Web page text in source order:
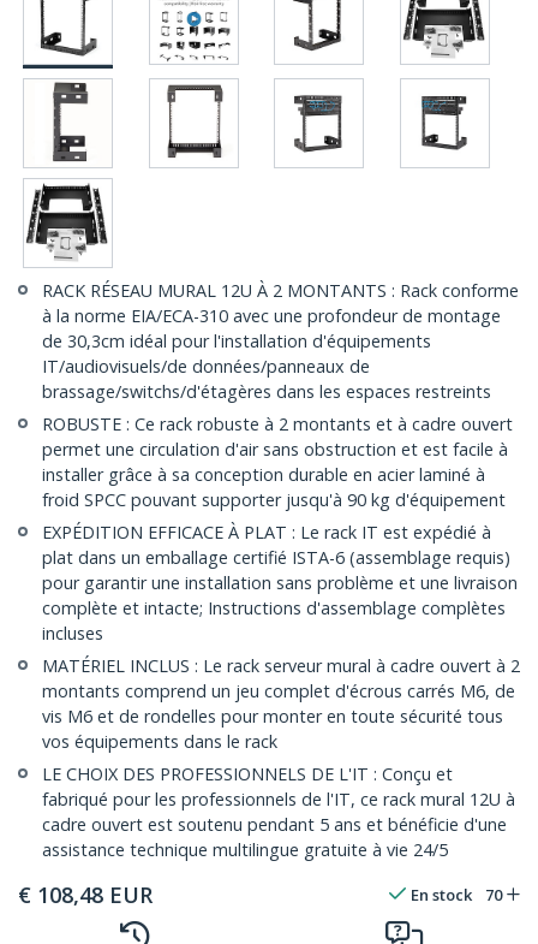
RACK RÉSEAU MURAL 12U À 2 MONTANTS : Rack conforme
à la norme EIA/ECA-310 avec une profondeur de montage
de 30,3cm idéal pour l'installation d'équipements
IT/audiovisuels/de données/panneaux de
brassage/switchs/d'étagères dans les espaces restreints
ROBUSTE : Ce rack robuste à 2 montants et à cadre ouvert
permet une circulation d'air sans obstruction et est facile à
installer grâce à sa conception durable en acier laminé à
froid SPCC pouvant supporter jusqu'à 90 kg d'équipement
EXPÉDITION EFFICACE À PLAT : Le rack IT est expédié à
plat dans un emballage certifié ISTA-6 (assemblage requis)
pour garantir une installation sans problème et une livraison
complète et intacte; Instructions d'assemblage complètes
incluses
MATÉRIEL INCLUS : Le rack serveur mural à cadre ouvert à 2
montants comprend un jeu complet d'écrous carrés M6, de
vis M6 et de rondelles pour monter en toute sécurité tous
vos équipements dans le rack
LE CHOIX DES PROFESSIONNELS DE L'IT : Conçu et
fabriqué pour les professionnels de l'IT, ce rack mural 12U à
cadre ouvert est soutenu pendant 5 ans et bénéficie d'une
assistance technique multilingue gratuite à vie 24/5
€ 108,48 EUR En stock 70